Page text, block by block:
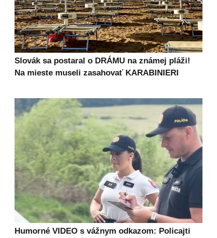
Slovák sa postaral o DRÁMU na známej pláži!
Na mieste museli zasahovať KARABINIERI
Humorné VIDEO s vážnym odkazom: Policajti